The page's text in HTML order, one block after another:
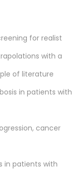
for realist
with a
of literature
in patients with
cancer
in patients with